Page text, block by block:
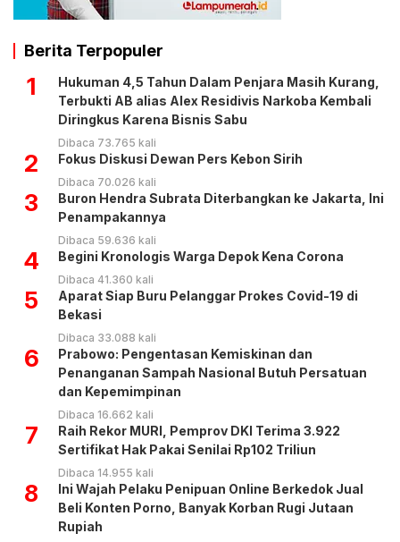
Berita Terpopuler
1
Hukuman 4,5 Tahun Dalam Penjara Masih Kurang,
Terbukti AB alias Alex Residivis Narkoba Kembali
Diringkus Karena Bisnis Sabu
Dibaca 73.765 kali
2 Fokus Diskusi Dewan Pers Kebon Sirih
Dibaca 70.026 kali
3
Buron Hendra Subrata Diterbangkan ke Jakarta, Ini
Penampakannya
Dibaca 59.636 kali
4 Begini Kronologis Warga Depok Kena Corona
Dibaca 41.360 kali
5
Aparat Siap Buru Pelanggar Prokes Covid-19 di
Bekasi
Dibaca 33.088 kali
6
Prabowo: Pengentasan Kemiskinan dan
Penanganan Sampah Nasional Butuh Persatuan
dan Kepemimpinan
Dibaca 16.662 kali
7
Raih Rekor MURI, Pemprov DKI Terima 3.922
Sertifikat Hak Pakai Senilai Rp102 Triliun
Dibaca 14.955 kali
8
Ini Wajah Pelaku Penipuan Online Berkedok Jual
Beli Konten Porno, Banyak Korban Rugi Jutaan
Rupiah